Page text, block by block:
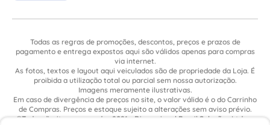
Todas as regras de promoções, descontos, preços e prazos de
pagamento e entrega expostos aqui são válidos apenas para compras
via internet.
As fotos, textos e layout aqui veiculados são de propriedade da Loja. É
proibida a utilização total ou parcial sem nossa autorização.
Imagens meramente ilustrativas.
Em caso de divergência de preços no site, o valor válido é o do Carrinho
de Compras. Preços e estoque sujeito a alterações sem aviso prévio.
©Todos direitos reservados 2021 - Dimensional Brasil Soluções Ltda. -